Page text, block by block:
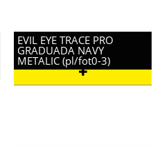
EVIL EYE TRACE PRO
GRADUADA NAVY
METALIC (pl/fot0-3)